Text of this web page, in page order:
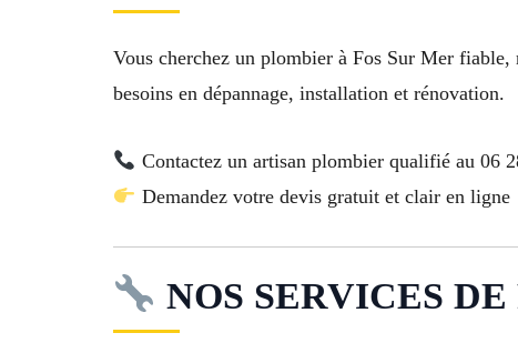
Vous cherchez un plombier à Fos Sur Mer
besoins en dépannage, installation et rénovation.
Contactez un artisan plombier qualifié au 06
Demandez votre devis gratuit et clair en ligne
NOS SERVICES